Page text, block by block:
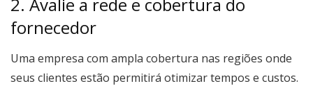
fornecedor
Uma empresa com ampla cobertura nas regiões onde
seus clientes estão permitirá otimizar tempos e custos.